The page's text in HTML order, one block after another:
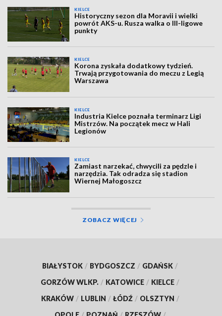
KIELCE
Historyczny sezon dla Moravii i wielki
powrót AKS-u. Rusza walka o III-ligowe
punkty
KIELCE
Korona zyskała dodatkowy tydzień.
Trwają przygotowania do meczu z Legią
Warszawa
KIELCE
Industria Kielce poznała terminarz Ligi
Mistrzów. Na początek mecz w Hali
Legionów
KIELCE
Zamiast narzekać, chwycili za pędzle i
narzędzia. Tak odradza się stadion
Wiernej Małogoszcz
ZOBACZ WIĘCEJ
BIAŁYSTOK / BYDGOSZCZ / GDAŃSK /
GORZÓW WLKP. / KATOWICE / KIELCE /
KRAKÓW / LUBLIN / ŁÓDŹ / OLSZTYN /